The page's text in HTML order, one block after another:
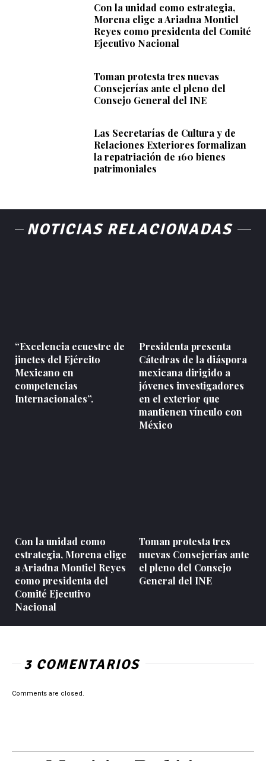
Con la unidad como estrategia,
Morena elige a Ariadna Montiel
Reyes como presidenta del Comité
Ejecutivo Nacional
Toman protesta tres nuevas
Consejerías ante el pleno del
Consejo General del INE
Las Secretarías de Cultura y de
Relaciones Exteriores formalizan
la repatriación de 160 bienes
patrimoniales
NOTICIAS RELACIONADAS
“Excelencia ecuestre de
jinetes del Ejército
Mexicano en
competencias
Internacionales”.
Presidenta presenta
Cátedras de la diáspora
mexicana dirigido a
jóvenes investigadores
en el exterior que
mantienen vínculo con
México
Con la unidad como
estrategia, Morena elige
a Ariadna Montiel Reyes
como presidenta del
Comité Ejecutivo
Nacional
Toman protesta tres
nuevas Consejerías ante
el pleno del Consejo
General del INE
3 COMENTARIOS
Comments are closed.